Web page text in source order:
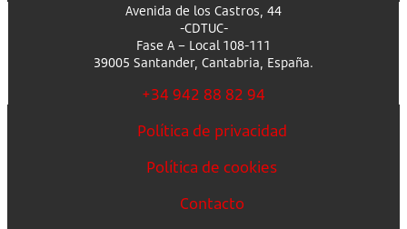
Avenida de los Castros, 44
-CDTUC-
Fase A – Local 108-111
39005 Santander, Cantabria, España.
+34 942 88 82 94
Política de privacidad
Política de cookies
Contacto